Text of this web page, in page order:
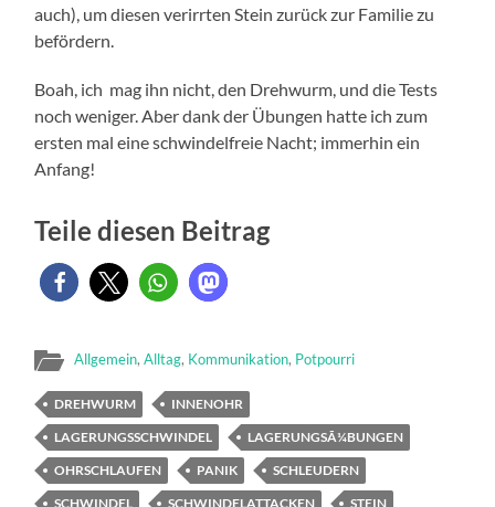
auch), um diesen verirrten Stein zurück zur Familie zu
befördern.
Boah, ich mag ihn nicht, den Drehwurm, und die Tests
noch weniger. Aber dank der Übungen hatte ich zum
ersten mal eine schwindelfreie Nacht; immerhin ein
Anfang!
Teile diesen Beitrag
Allgemein,Alltag, Kommunikation, Potpourri
DREHWURM
INNENOHR
LAGERUNGSSCHWINDEL
LAGERUNGSÃ¼BUNGEN
OHRSCHLAUFEN
PANIK
SCHLEUDERN
SCHWINDEL
SCHWINDELATTACKEN STEIN